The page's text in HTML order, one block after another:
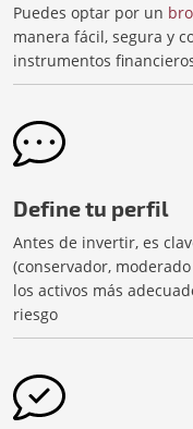
Puedes optar por un
manera fácil, segura y
instrumentos
Define tu perfil
Antes de invertir, es
(conservador,
los activos más
riesgo